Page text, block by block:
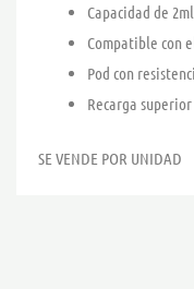
Capacidad de 2ml
Compatible con
Pod con
Recarga
SE VENDE POR UNIDAD